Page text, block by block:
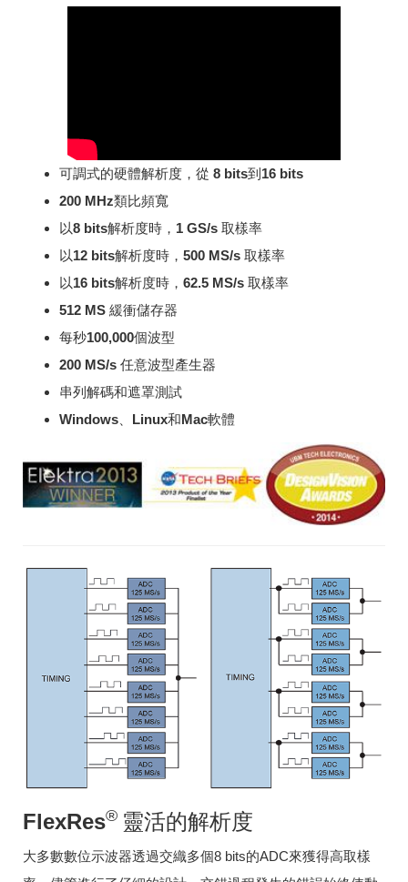
可調式的硬體解析度，從 8 bits到16 bits
200 MHz類比頻寬
以8 bits解析度時，1 GS/s 取樣率
以12 bits解析度時，500 MS/s 取樣率
以16 bits解析度時，62.5 MS/s 取樣率
512 MS 緩衝儲存器
每秒100,000個波型
200 MS/s 任意波型產生器
串列解碼和遮罩測試
Windows、Linux和Mac軟體
FlexRes® 靈活的解析度
大多數數位示波器透過交織多個8 bits的ADC來獲得高取樣